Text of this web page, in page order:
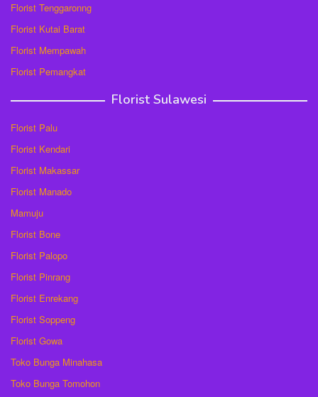
Florist Tenggaronng
Florist Kutai Barat
Florist Mempawah
Florist Pemangkat
Florist Sulawesi
Florist Palu
Florist Kendari
Florist Makassar
Florist Manado
Mamuju
Florist Bone
Florist Palopo
Florist Pinrang
Florist Enrekang
Florist Soppeng
Florist Gowa
Toko Bunga Minahasa
Toko Bunga Tomohon